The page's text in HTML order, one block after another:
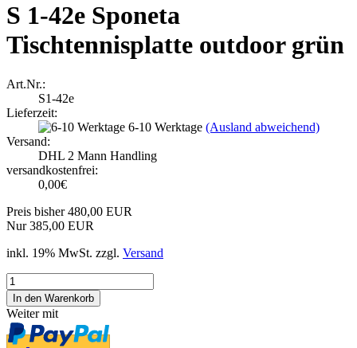
S 1-42e Sponeta
Tischtennisplatte outdoor grün
Art.Nr.:
S1-42e
Lieferzeit:
6-10 Werktage (Ausland abweichend)
Versand:
DHL 2 Mann Handling
versandkostenfrei:
0,00€
Preis bisher 480,00 EUR
Nur 385,00 EUR
inkl. 19% MwSt. zzgl. Versand
Weiter mit